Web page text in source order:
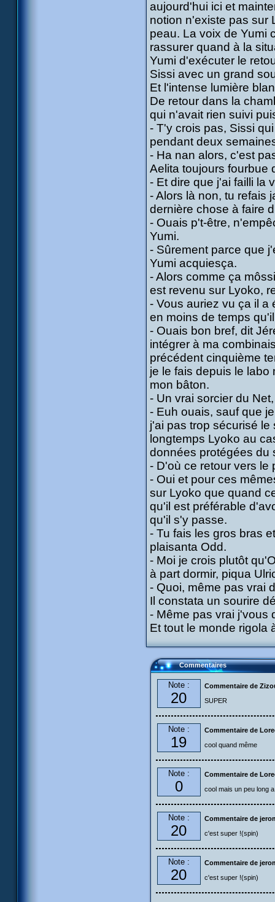
aujourd'hui ici et
notion n'existe pas sur
peau. La voix de Yumi
rassurer quand à la
Yumi d'exécuter le
Sissi avec un grand
Et l'intense lumière
De retour dans la
qui n'avait rien suivi
- T'y crois pas, Sissi
pendant deux
- Ha nan alors, c'est
Aelita toujours fourbue
- Et dire que j'ai failli la
- Alors là non, tu refais
dernière chose à faire
- Ouais p't-être,
Yumi.
- Sûrement parce que
Yumi acquiesça.
- Alors comme ça
est revenu sur Lyoko,
- Vous auriez vu ça il a
en moins de temps
- Ouais bon bref, dit
intégrer à ma
précédent cinquième
je le fais depuis le
mon bâton.
- Un vrai sorcier du
- Euh ouais, sauf que
j'ai pas trop sécurisé
longtemps Lyoko au
données protégées du
- D'où ce retour vers le
- Oui et pour ces
sur Lyoko que quand
qu'il est préférable
qu'il s'y passe.
- Tu fais les gros bras
plaisanta Odd.
- Moi je crois plutôt
à part dormir, piqua
- Quoi, même pas vrai
Il constata un sourire
- Même pas vrai j'vous
Et tout le monde rigola
Commentaires
Note :
20
Commentaire de
SUPER
Note :
19
Commentaire de
cool quand même
Note :
0
Commentaire de
cool mais un peu long
Note :
20
Commentaire de
c'est super !(spin)
Note :
20
Commentaire de
c'est super !(spin)